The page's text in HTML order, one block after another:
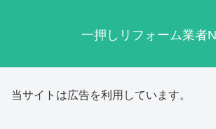
一押しリフォーム業者
当サイトは広告を利用しています。